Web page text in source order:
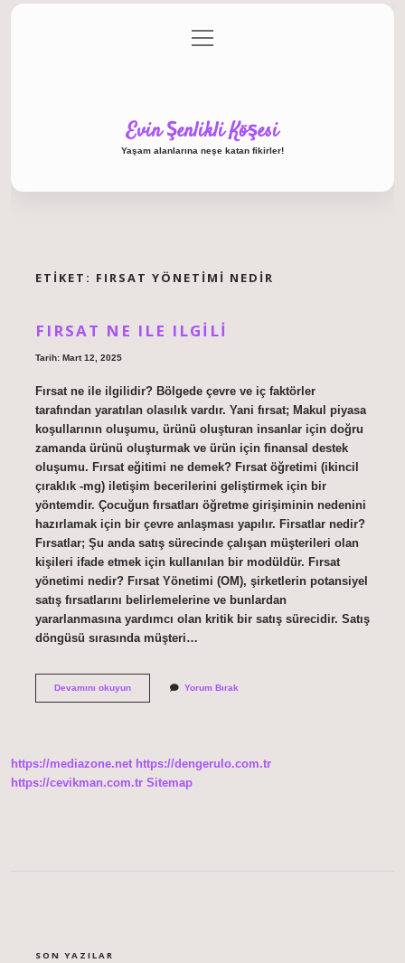
Gizlilik Politikası
menüyü
aç
Evin Şenlikli Köşesi
Yaşam alanlarına neşe katan fikirler!
ETIKET: FIRSAT YÖNETIMI NEDIR
FIRSAT NE ILE ILGILI
Tarih: Mart 12, 2025
Fırsat ne ile ilgilidir? Bölgede çevre ve iç faktörler
tarafından yaratılan olasılık vardır. Yani fırsat; Makul piyasa
koşullarının oluşumu, ürünü oluşturan insanlar için doğru
zamanda ürünü oluşturmak ve ürün için finansal destek
oluşumu. Fırsat eğitimi ne demek? Fırsat öğretimi (ikincil
çıraklık -mg) iletişim becerilerini geliştirmek için bir
yöntemdir. Çocuğun fırsatları öğretme girişiminin nedenini
hazırlamak için bir çevre anlaşması yapılır. Firsatlar nedir?
Fırsatlar; Şu anda satış sürecinde çalışan müşterileri olan
kişileri ifade etmek için kullanılan bir modüldür. Fırsat
yönetimi nedir? Fırsat Yönetimi (OM), şirketlerin potansiyel
satış fırsatlarını belirlemelerine ve bunlardan
yararlanmasına yardımcı olan kritik bir satış sürecidir. Satış
döngüsü sırasında müşteri…
Devamını okuyunFırsat
Yorum Bırak
https://mediazone.net https://dengerulo.com.tr
https://cevikman.com.tr Sitemap
SON YAZILAR